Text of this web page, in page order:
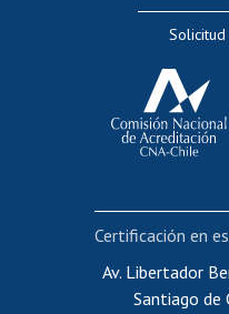
Cursos
Portal de
Certificado
Av. Libertador
Santiago de
Certificación en